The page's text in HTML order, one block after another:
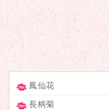
鳳仙花
長柄菊